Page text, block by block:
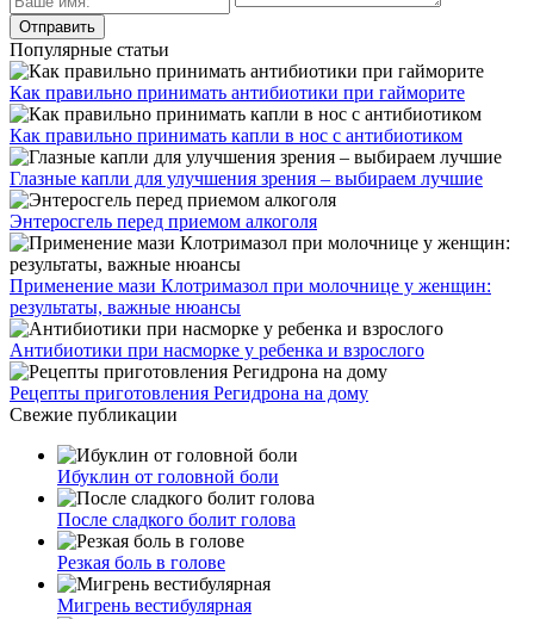
Популярные статьи
Как правильно принимать антибиотики при гайморите
Как правильно принимать капли в нос с антибиотиком
Глазные капли для улучшения зрения – выбираем лучшие
Энтеросгель перед приемом алкоголя
Применение мази Клотримазол при молочнице у женщин:
результаты, важные нюансы
Антибиотики при насморке у ребенка и взрослого
Рецепты приготовления Регидрона на дому
Свежие публикации
Ибуклин от головной боли
После сладкого болит голова
Резкая боль в голове
Мигрень вестибулярная